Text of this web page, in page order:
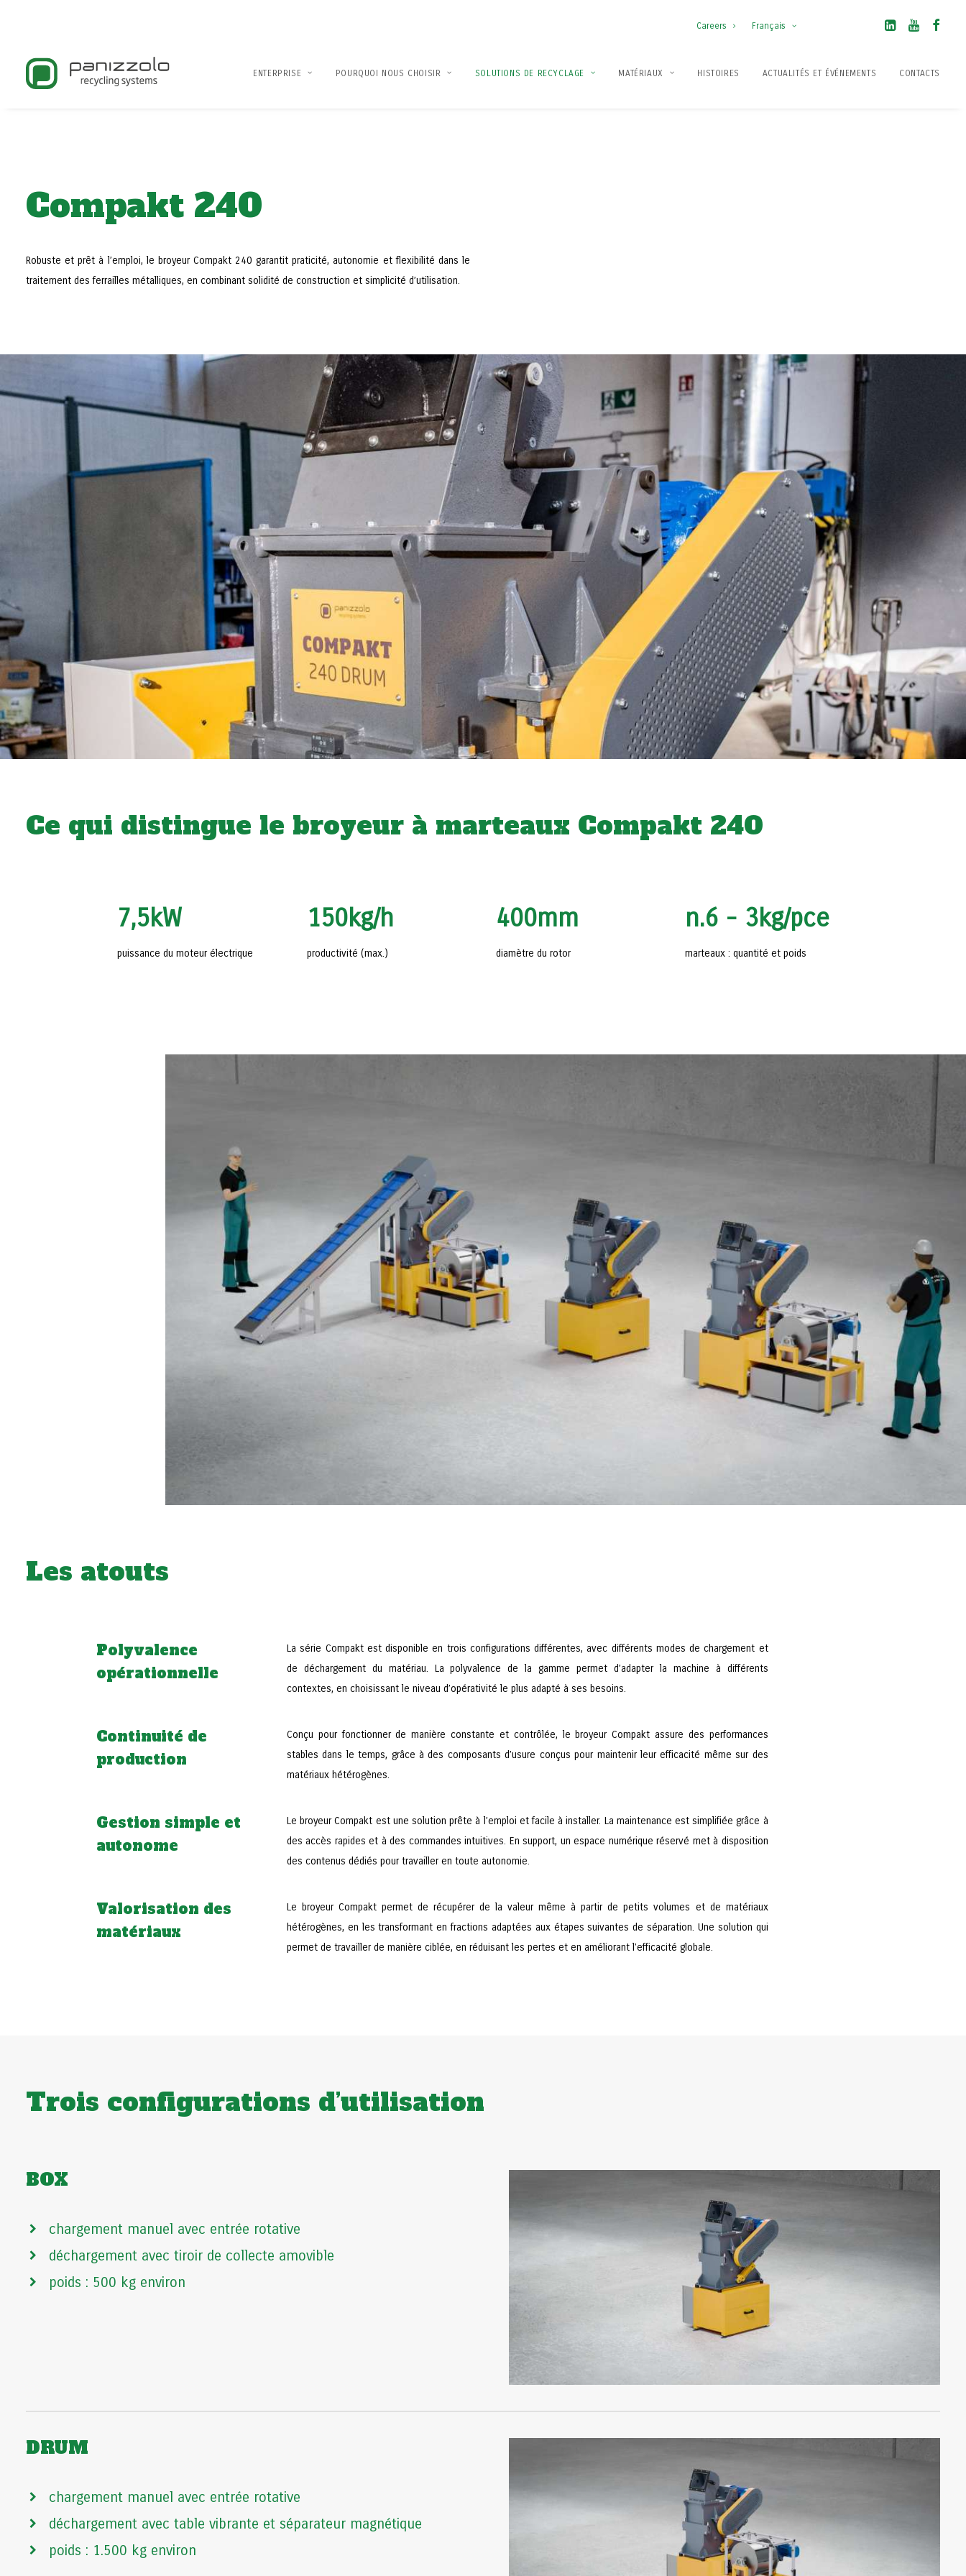
Careers Français
ENTERPRISE POURQUOI NOUS CHOISIR SOLUTIONS DE RECYCLAGE MATÉRIAUX HISTOIRES ACTUALITÉS ET ÉVÉNEMENTS CONTACTS
Compakt 240
Robuste et prêt à l’emploi, le broyeur Compakt 240 garantit praticité, autonomie et flexibilité dans le
traitement des ferrailles métalliques, en combinant solidité de construction et simplicité d’utilisation.
Ce qui distingue le broyeur à marteaux Compakt 240
7,5kW
puissance du moteur électrique
150kg/h
productivité (max.)
400mm
diamètre du rotor
n.6 - 3kg/pce
marteaux : quantité et poids
Les atouts
Polyvalence
opérationnelle
La série Compakt est disponible en trois configurations différentes, avec différents modes de chargement et
de déchargement du matériau. La polyvalence de la gamme permet d’adapter la machine à différents
contextes, en choisissant le niveau d’opérativité le plus adapté à ses besoins.
Continuité de
production
Conçu pour fonctionner de manière constante et contrôlée, le broyeur Compakt assure des performances
stables dans le temps, grâce à des composants d’usure conçus pour maintenir leur efficacité même sur des
matériaux hétérogènes.
Gestion simple et
autonome
Le broyeur Compakt est une solution prête à l’emploi et facile à installer. La maintenance est simplifiée grâce à
des accès rapides et à des commandes intuitives. En support, un espace numérique réservé met à disposition
des contenus dédiés pour travailler en toute autonomie.
Valorisation des
matériaux
Le broyeur Compakt permet de récupérer de la valeur même à partir de petits volumes et de matériaux
hétérogènes, en les transformant en fractions adaptées aux étapes suivantes de séparation. Une solution qui
permet de travailler de manière ciblée, en réduisant les pertes et en améliorant l’efficacité globale.
Trois configurations d’utilisation
BOX
chargement manuel avec entrée rotative
déchargement avec tiroir de collecte amovible
poids : 500 kg environ
DRUM
chargement manuel avec entrée rotative
déchargement avec table vibrante et séparateur magnétique
poids : 1.500 kg environ